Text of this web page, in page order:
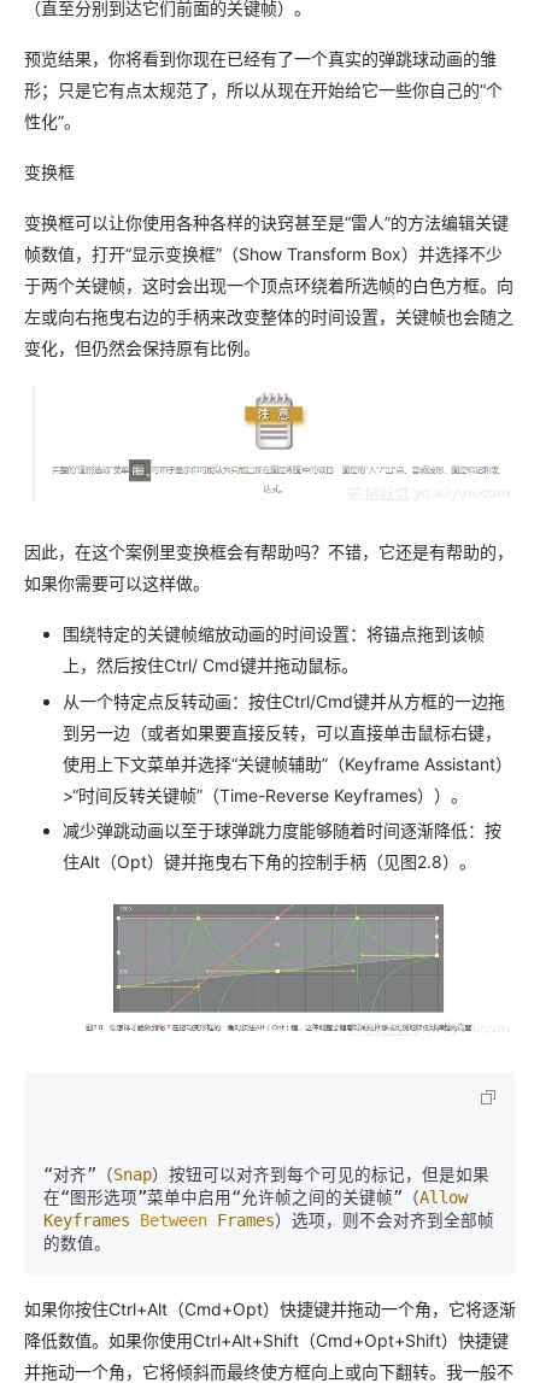
（直至分别到达它们前面的关键帧）。
预览结果，你将看到你现在已经有了一个真实的弹跳球动画的雏
形；只是它有点太规范了，所以从现在开始给它一些你自己的“个
性化”。
变换框
变换框可以让你使用各种各样的诀窍甚至是“雷人”的方法编辑关键
帧数值，打开“显示变换框”（Show Transform Box）并选择不少
于两个关键帧，这时会出现一个顶点环绕着所选帧的白色方框。向
左或向右拖曳右边的手柄来改变整体的时间设置，关键帧也会随之
变化，但仍然会保持原有比例。
因此，在这个案例里变换框会有帮助吗？不错，它还是有帮助的，
如果你需要可以这样做。
围绕特定的关键帧缩放动画的时间设置：将锚点拖到该帧
上，然后按住Ctrl/ Cmd键并拖动鼠标。
从一个特定点反转动画：按住Ctrl/Cmd键并从方框的一边拖
到另一边（或者如果要直接反转，可以直接单击鼠标右键，
使用上下文菜单并选择“关键帧辅助”（Keyframe Assistant）
>“时间反转关键帧”（Time-Reverse Keyframes））。
减少弹跳动画以至于球弹跳力度能够随着时间逐渐降低：按
住Alt（Opt）键并拖曳右下角的控制手柄（见图2.8）。
“对齐”（Snap）按钮可以对齐到每个可见的标记，但是如果
在“图形选项”菜单中启用“允许帧之间的关键帧”（Allow
Keyframes
Between Frames）选项，则不会对齐到全部帧
如果你按住Ctrl+Alt（Cmd+Opt）快捷键并拖动一个角，它将逐渐
降低数值。如果你使用Ctrl+Alt+Shift（Cmd+Opt+Shift）快捷键
并拖动一个角，它将倾斜而最终使方框向上或向下翻转。我一般不